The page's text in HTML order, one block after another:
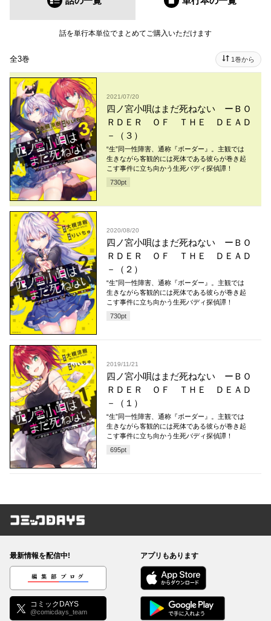
話を単行本単位でまとめてご購入いただけます
全3巻 1巻から
2021/07/20
四ノ宮小唄はまだ死ねない ーＢＯ
ＲＤＥＲ ＯＦ ＴＨＥ ＤＥＡＤ
－（３）
“生”同一性障害、通称『ボーダー』。主観では
生きながら客観的には死体である彼らが巻き起
こす事件に立ち向かう生死バディ探偵譚！
730pt
2020/08/20
四ノ宮小唄はまだ死ねない ーＢＯ
ＲＤＥＲ ＯＦ ＴＨＥ ＤＥＡＤ
－（２）
“生”同一性障害、通称『ボーダー』。主観では
生きながら客観的には死体である彼らが巻き起
こす事件に立ち向かう生死バディ探偵譚！
730pt
2019/11/21
四ノ宮小唄はまだ死ねない ーＢＯ
ＲＤＥＲ ＯＦ ＴＨＥ ＤＥＡＤ
－（１）
“生”同一性障害、通称『ボーダー』。主観では
生きながら客観的には死体である彼らが巻き起
こす事件に立ち向かう生死バディ探偵譚！
695pt
コミックDAYS
最新情報を配信中!
編集部ブログ
コミックDAYS
@comicdays_team
アプリもあります